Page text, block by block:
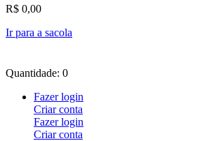
R$ 0,00
Ir para a sacola
Quantidade: 0
Fazer login
Criar conta
Fazer login
Criar conta